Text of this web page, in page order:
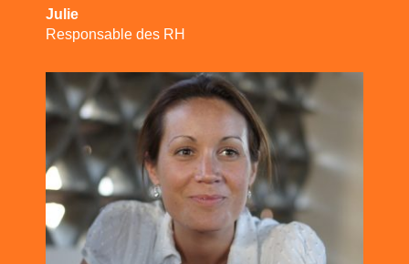
Julie
Responsable des RH